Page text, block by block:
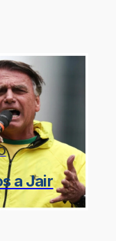
a Jair